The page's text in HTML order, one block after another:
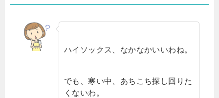
ハイソックス、なかなかいいわね。
でも、寒い中、あちこち探し回りた
くないわ。